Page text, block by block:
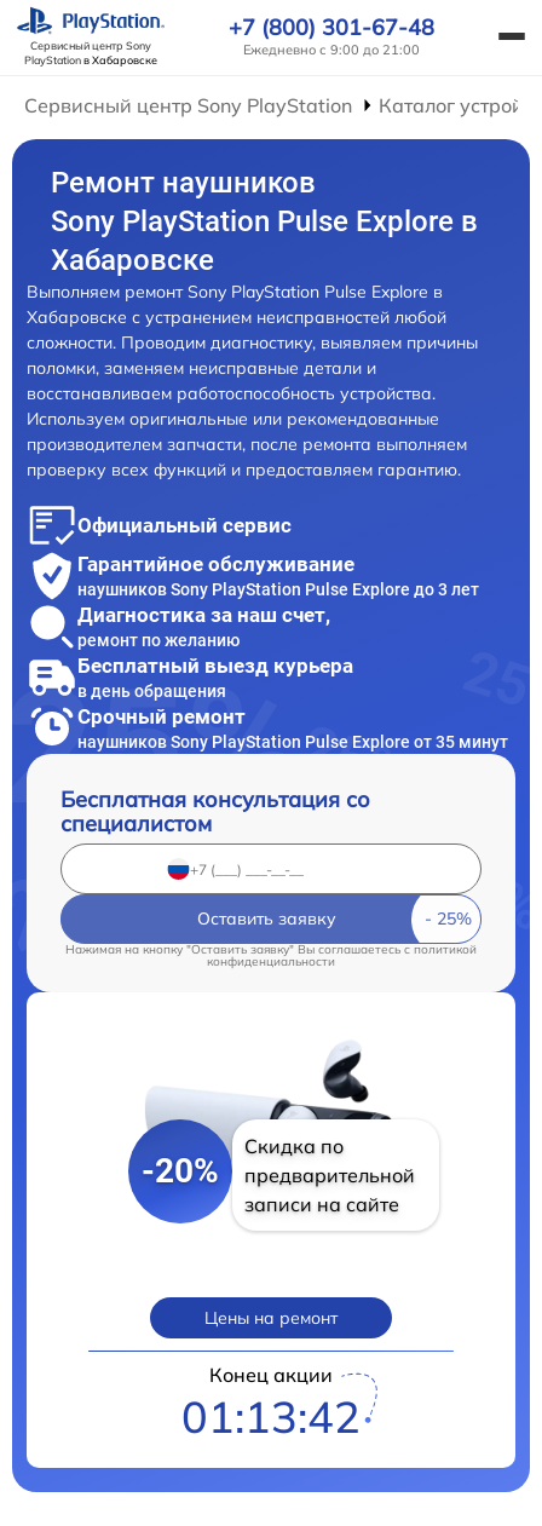
Сервисный центр Sony
PlayStationв Хабаровске
+7 (800) 301-67-48
Ежедневно с 9:00 до 21:00
Сервисный центр Sony PlayStation Каталог
Ремонт наушников
Sony PlayStation Pulse Explore в
Хабаровске
Выполняем ремонт Sony PlayStation Pulse Explore в
Хабаровске с устранением неисправностей любой
сложности. Проводим диагностику, выявляем причины
поломки, заменяем неисправные детали и
восстанавливаем работоспособность устройства.
Используем оригинальные или рекомендованные
производителем запчасти, после ремонта выполняем
проверку всех функций и предоставляем гарантию.
Официальный сервис
Гарантийное обслуживание
наушников Sony PlayStation Pulse Explore до 3 лет
Диагностика за наш счет,
ремонт по желанию
Бесплатный выезд курьера
в день обращения
Срочный ремонт
наушников Sony PlayStation Pulse Explore от 35 минут
Бесплатная консультация со
специалистом
Оставить заявку
Нажимая на кнопку "Оставить заявку" Вы соглашаетесь cполитикой
конфиденциальности
-20%
Скидка по
предварительной
записи на сайте
Цены на ремонт
Конец акции
01:13:41